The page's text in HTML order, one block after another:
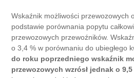
Wskaźnik możliwości przewozowych
podstawie porównania popytu
przewozowych przewoźników.
o 3,4 % w porównaniu do ubiegłego
do roku poprzedniego wskaźnik
przewozowych wzrósł jednak o 9,5